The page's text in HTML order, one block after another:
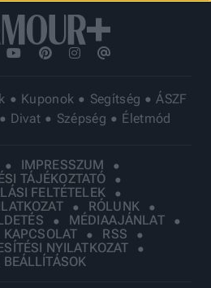
Kuponok Segítség
ÁSZF
Divat Szépség Életmód
IMPRESSZUM
TÁJÉKOZTATÓ
FELTÉTELEK
RÓLUNK
MÉDIAAJÁNLAT
KAPCSOLAT
RSS
NYILATKOZAT
BEÁLLÍTÁSOK